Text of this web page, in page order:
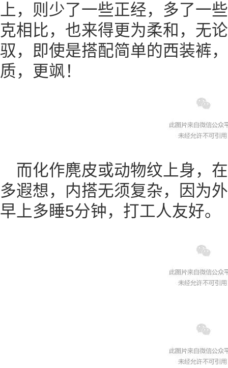
上，则少了一些正经，多了一
克相比，也来得更为柔和，无
驭，即使是搭配简单的西装裤
质，更飒！
而化作麂皮或动物纹上身，
多遐想，内搭无须复杂，因为
早上多睡5分钟，打工人友好。